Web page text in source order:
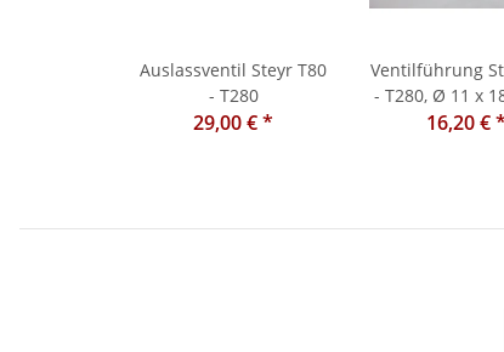
Auslassventil Steyr T80
- T280
29,00 €*
Ventilführung
- T280, Ø 11 x
mm
16,20 €*